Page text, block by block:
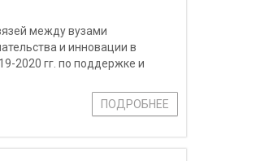
между вузами
и инновации в
2020 гг. по поддержке и
ПОДРОБНЕЕ